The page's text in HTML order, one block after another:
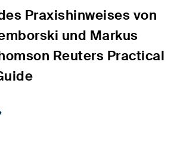
Praxishinweises von
und Markus
Reuters Practical